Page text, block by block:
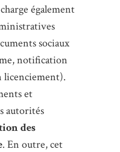
également
sociaux
notification
licenciement).
et
autorités
des
. En outre, cet